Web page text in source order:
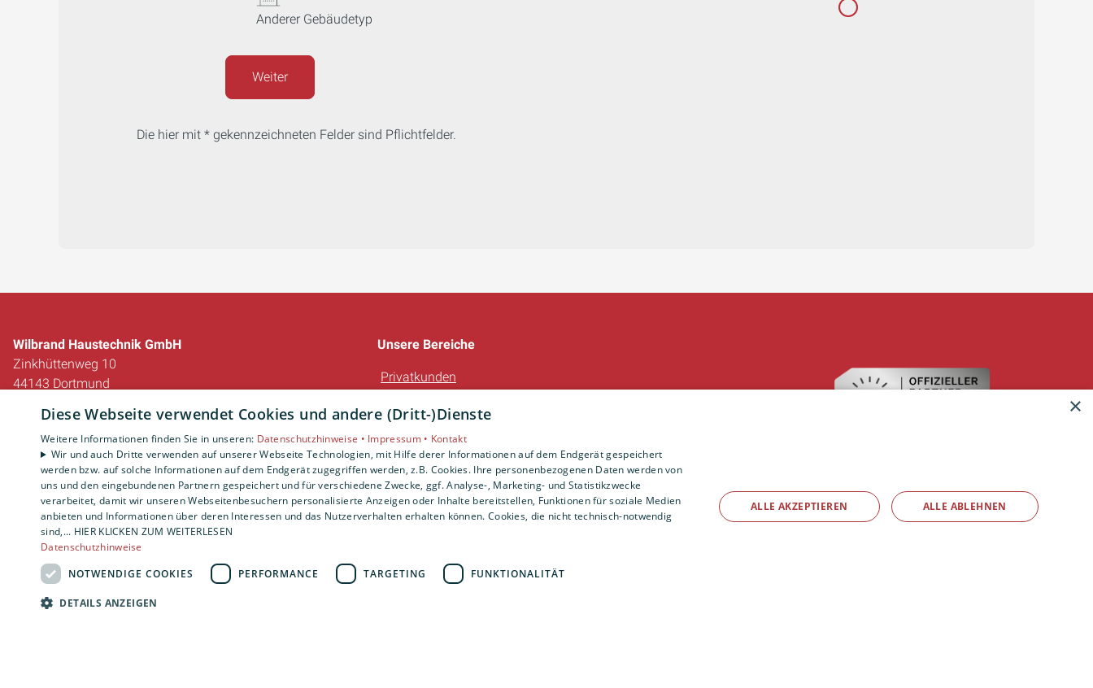
Anderer Gebäudetyp
Weiter
Die hier mit * gekennzeichneten Felder sind Pflichtfelder.
Wilbrand Haustechnik GmbH
Zinkhüttenweg 10
44143 Dortmund
0231 22245670
Impressum
Barrierefreiheitserklärung
Datenschutzerklärung
AGB
Unsere Bereiche
Privatkunden
Karriere
Unternehmen
Kontakt
×
Diese Webseite verwendet Cookies und andere (Dritt-)Dienste
Weitere Informationen finden Sie in unseren: Datenschutzhinweise • Impressum • Kontakt
Wir und auch Dritte verwenden auf unserer Webseite Technologien, mit Hilfe derer Informationen auf dem Endgerät gespeichert
werden bzw. auf solche Informationen auf dem Endgerät zugegriffen werden, z.B. Cookies. Ihre personenbezogenen Daten werden von
uns und den eingebundenen Partnern gespeichert und für verschiedene Zwecke, ggf. Analyse-, Marketing- und Statistikzwecke
verarbeitet, damit wir unseren Webseitenbesuchern personalisierte Anzeigen oder Inhalte bereitstellen, Funktionen für soziale Medien
anbieten und Informationen über deren Interessen und das Nutzerverhalten erhalten können. Cookies, die nicht technisch-notwendig
sind,... HIER KLICKEN ZUM WEITERLESEN
Datenschutzhinweise
NOTWENDIGE COOKIES
PERFORMANCE TARGETING FUNKTIONALITÄT
DETAILS ANZEIGEN
ALLE AKZEPTIEREN ALLE ABLEHNEN